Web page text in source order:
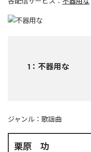
1 ： 不器用な
ジャンル： 歌謡曲
栗原 功